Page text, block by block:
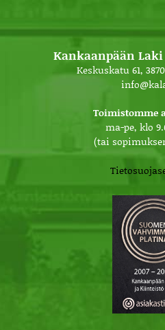
Kankaanpään
Keskuskatu 61,
Toimistomme
ma-pe, klo
(tai